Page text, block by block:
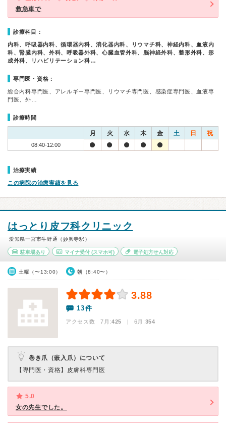
救急車で
診療科目：
内科、呼吸器内科、循環器内科、消化器内科、リウマチ科、神経内科、血液内
科、腎臓内科、外科、呼吸器外科、心臓血管外科、脳神経外科、整形外科、形
成外科、リハビリテーション科…
専門医・資格：
総合内科専門医、アレルギー専門医、リウマチ専門医、感染症専門医、血液専
門医、外…
診療時間
月 火 水 木 金 土 日 祝
08:40-12:00
治療実績
この病院の治療実績を見る
はっとり皮フ科クリニック
愛知県一宮市牛野通（妙興寺駅）
駐車場あり マイナ受付(スマホ可) 電子処方せん対応
土曜（〜13:00） 朝（8:40〜）
3.88
13件
アクセス数 7月:425 | 6月:354
巻き爪（嵌入爪）について
【専門医・資格】 皮膚科専門医
5.0
女の先生でした。